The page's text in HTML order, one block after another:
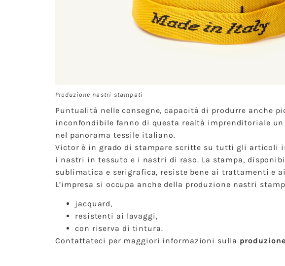
Produzione nastri stampati
Puntualità nelle consegne, capacità di produrre anche
inconfondibile fanno di questa realtà imprenditoriale
nel panorama tessile italiano.
Victor è in grado di stampare scritte su tutti gli articoli
i nastri in tessuto e i nastri di raso. La stampa,
sublimatica e serigrafica, resiste bene ai trattamenti e
L’impresa si occupa anche della produzione nastri
jacquard,
resistenti ai lavaggi,
con riserva di tintura.
Contattateci per maggiori informazioni sulla